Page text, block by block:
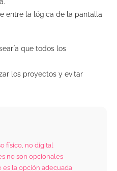
entre la lógica de la pantalla
que todos los
los proyectos y evitar
físico, no digital
no son opcionales
es la opción adecuada